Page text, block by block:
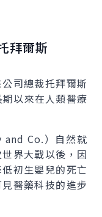
拜爾斯
司總裁托拜爾斯
以來在人類醫療
Co.）自然就
界大戰以後，因
初生嬰兒的死亡
醫藥科技的進步